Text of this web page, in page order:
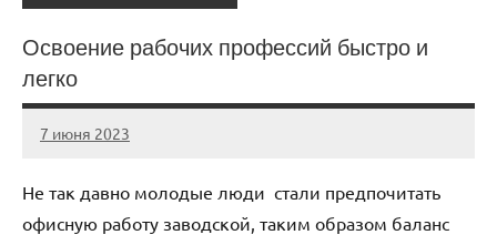
Освоение рабочих профессий быстро и
легко
7 июня 2023
immo_navi_ru
Нет
Не так давно молодые люди стали предпочитать
офисную работу заводской, таким образом баланс